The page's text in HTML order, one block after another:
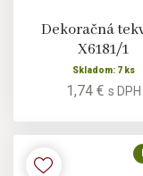
Dekoračná
X6181/1
Skladom: 7 ks
1,74 € s DPH